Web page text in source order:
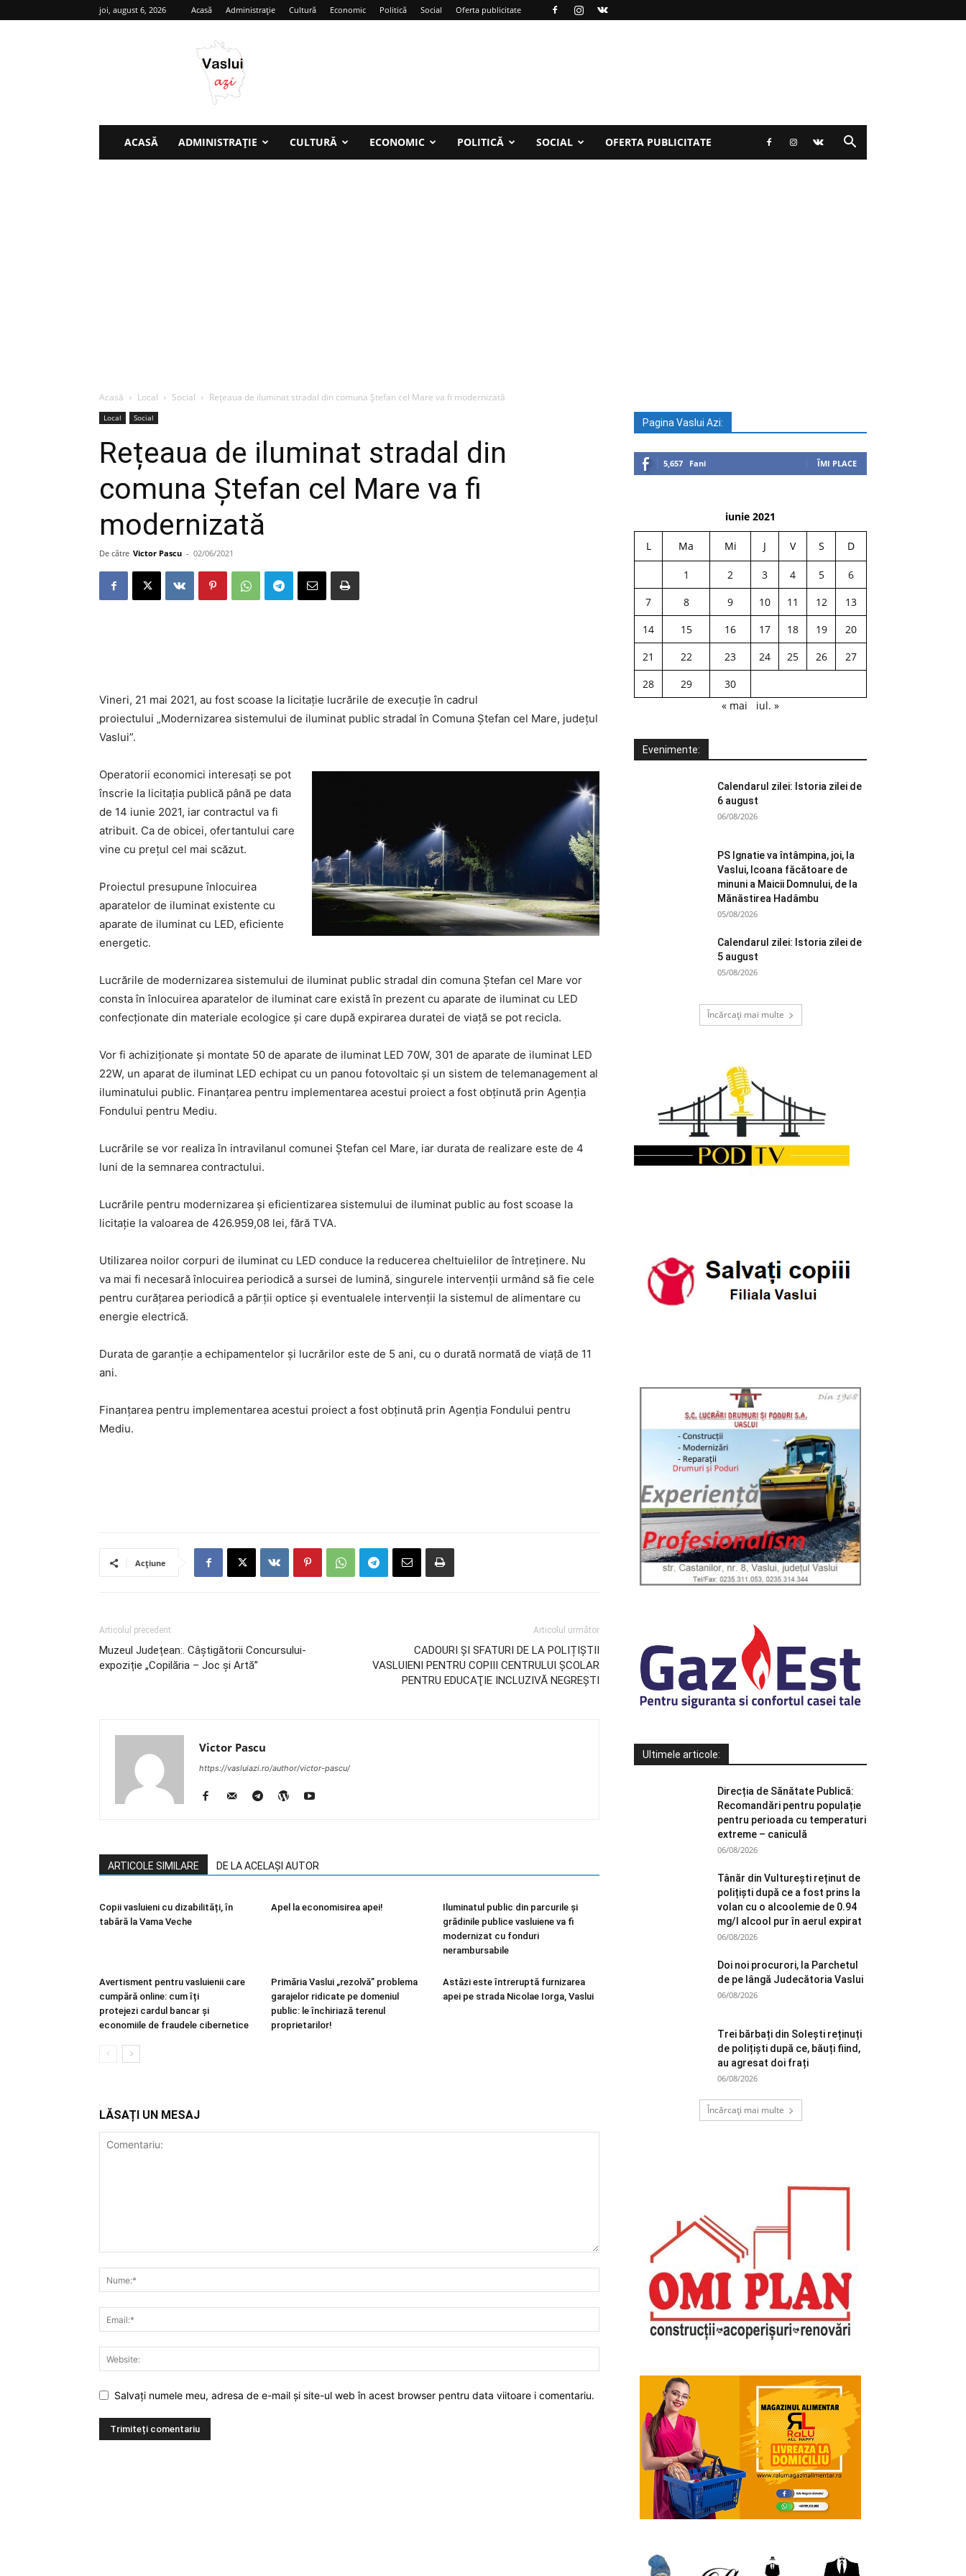
joi, august 6, 2026 Acasă Administrație Cultură Economic Politică Social Oferta publicitate
ACASĂ ADMINISTRAȚIE CULTURĂ ECONOMIC POLITICĂ SOCIAL OFERTA PUBLICITATE
Acasă Local Social Rețeaua de iluminat stradal din comuna Ștefan cel Mare va fi modernizată
Local Social
Rețeaua de iluminat stradal din
comuna Ștefan cel Mare va fi
modernizată
De către Victor Pascu - 02/06/2021
Vineri, 21 mai 2021, au fost scoase la licitație lucrările de execuție în cadrul
proiectului „Modernizarea sistemului de iluminat public stradal în Comuna Ștefan cel Mare, județul
Vaslui”.
Operatorii economici interesați se pot
înscrie la licitația publică până pe data
de 14 iunie 2021, iar contractul va fi
atribuit. Ca de obicei, ofertantului care
vine cu prețul cel mai scăzut.
Proiectul presupune înlocuirea
aparatelor de iluminat existente cu
aparate de iluminat cu LED, eficiente
energetic.
Lucrările de modernizarea sistemului de iluminat public stradal din comuna Ștefan cel Mare vor
consta în înlocuirea aparatelor de iluminat care există în prezent cu aparate de iluminat cu LED
confecționate din materiale ecologice și care după expirarea duratei de viață se pot recicla.
Vor fi achiziționate și montate 50 de aparate de iluminat LED 70W, 301 de aparate de iluminat LED
22W, un aparat de iluminat LED echipat cu un panou fotovoltaic și un sistem de telemanagement al
iluminatului public. Finanțarea pentru implementarea acestui proiect a fost obținută prin Agenția
Fondului pentru Mediu.
Lucrările se vor realiza în intravilanul comunei Ștefan cel Mare, iar durata de realizare este de 4
luni de la semnarea contractului.
Lucrările pentru modernizarea și eficientizarea sistemului de iluminat public au fost scoase la
licitație la valoarea de 426.959,08 lei, fără TVA.
Utilizarea noilor corpuri de iluminat cu LED conduce la reducerea cheltuielilor de întreținere. Nu
va mai fi necesară înlocuirea periodică a sursei de lumină, singurele intervenții urmând să fie cele
pentru curățarea periodică a părții optice și eventualele intervenții la sistemul de alimentare cu
energie electrică.
Durata de garanție a echipamentelor și lucrărilor este de 5 ani, cu o durată normată de viață de 11
ani.
Finanțarea pentru implementarea acestui proiect a fost obținută prin Agenția Fondului pentru
Mediu.
Acțiune
Articolul precedent
Muzeul Județean:. Câștigătorii Concursului-
expoziție „Copilăria – Joc și Artă”
Articolul următor
CADOURI ȘI SFATURI DE LA POLIȚIȘTII
VASLUIENI PENTRU COPIII CENTRULUI ŞCOLAR
PENTRU EDUCAŢIE INCLUZIVĂ NEGREŞTI
Victor Pascu
https://vasluiazi.ro/author/victor-pascu/
ARTICOLE SIMILARE DE LA ACELAȘI AUTOR
Copii vasluieni cu dizabilități, în
tabără la Vama Veche
Apel la economisirea apei!
Iluminatul public din parcurile și
grădinile publice vasluiene va fi
modernizat cu fonduri
nerambursabile
Avertisment pentru vasluienii care
cumpără online: cum îți
protejezi cardul bancar și
economiile de fraudele cibernetice
Primăria Vaslui „rezolvă” problema
garajelor ridicate pe domeniul
public: le închiriază terenul
proprietarilor!
Astăzi este întreruptă furnizarea
apei pe strada Nicolae Iorga, Vaslui
LĂSAȚI UN MESAJ
Salvați numele meu, adresa de e-mail și site-ul web în acest browser pentru data viitoare i comentariu.
Pagina Vaslui Azi:
5,657 Fani ÎMI PLACE
iunie 2021
L Ma Mi J V S D
1 2 3 4 5
6
7
8 9 10 11 12
13
14
15 16 17 18 19
20
21
22 23 24 25 26
27
28
29
30
« mai
iul. »
Evenimente:
Calendarul zilei: Istoria zilei de
6 august
06/08/2026
PS Ignatie va întâmpina, joi, la
Vaslui, Icoana făcătoare de
minuni a Maicii Domnului, de la
Mănăstirea Hadâmbu
05/08/2026
Calendarul zilei: Istoria zilei de
5 august
05/08/2026
Încărcați mai multe
Ultimele articole:
Direcția de Sănătate Publică:
Recomandări pentru populație
pentru perioada cu temperaturi
extreme – caniculă
06/08/2026
Tânăr din Vulturești reținut de
polițiști după ce a fost prins la
volan cu o alcoolemie de 0.94
mg/l alcool pur în aerul expirat
06/08/2026
Doi noi procurori, la Parchetul
de pe lângă Judecătoria Vaslui
06/08/2026
Trei bărbați din Solești reținuți
de polițiști după ce, băuți fiind,
au agresat doi frați
06/08/2026
Încărcați mai multe